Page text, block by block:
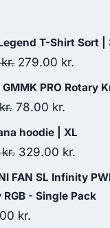
T-Shirt Sort |
kr. Original
price
was:
299.00 kr..
279.00 kr.
price
PRO Rotary
kr. Original
price
was:
78.00 kr.
price
is:
hoodie | XL
kr. Original
price
was:
449.00 kr..
329.00 kr.
price
is:
FAN SL Infinity
- Single Pack
kr.